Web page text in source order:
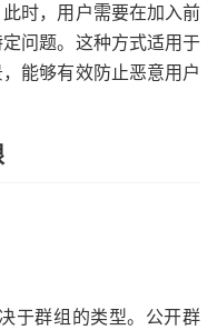
时，用户需要在加入前
问题。这种方式适用于
能够有效防止恶意用户
于群组的类型。公开群